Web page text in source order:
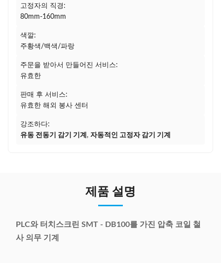
고정자의 직경:
80mm-160mm
색깔:
주황색/백색/파랑
주문을 받아서 만들어진 서비스:
유효한
판매 후 서비스:
유효한 해외 봉사 센터
강조하다:
유동 전동기 감기 기계 , 자동적인 고정자 감기 기계
제품 설명
PLC와 터치스크린 SMT - DB100를 가진 압축 코일 철
사 의무 기계